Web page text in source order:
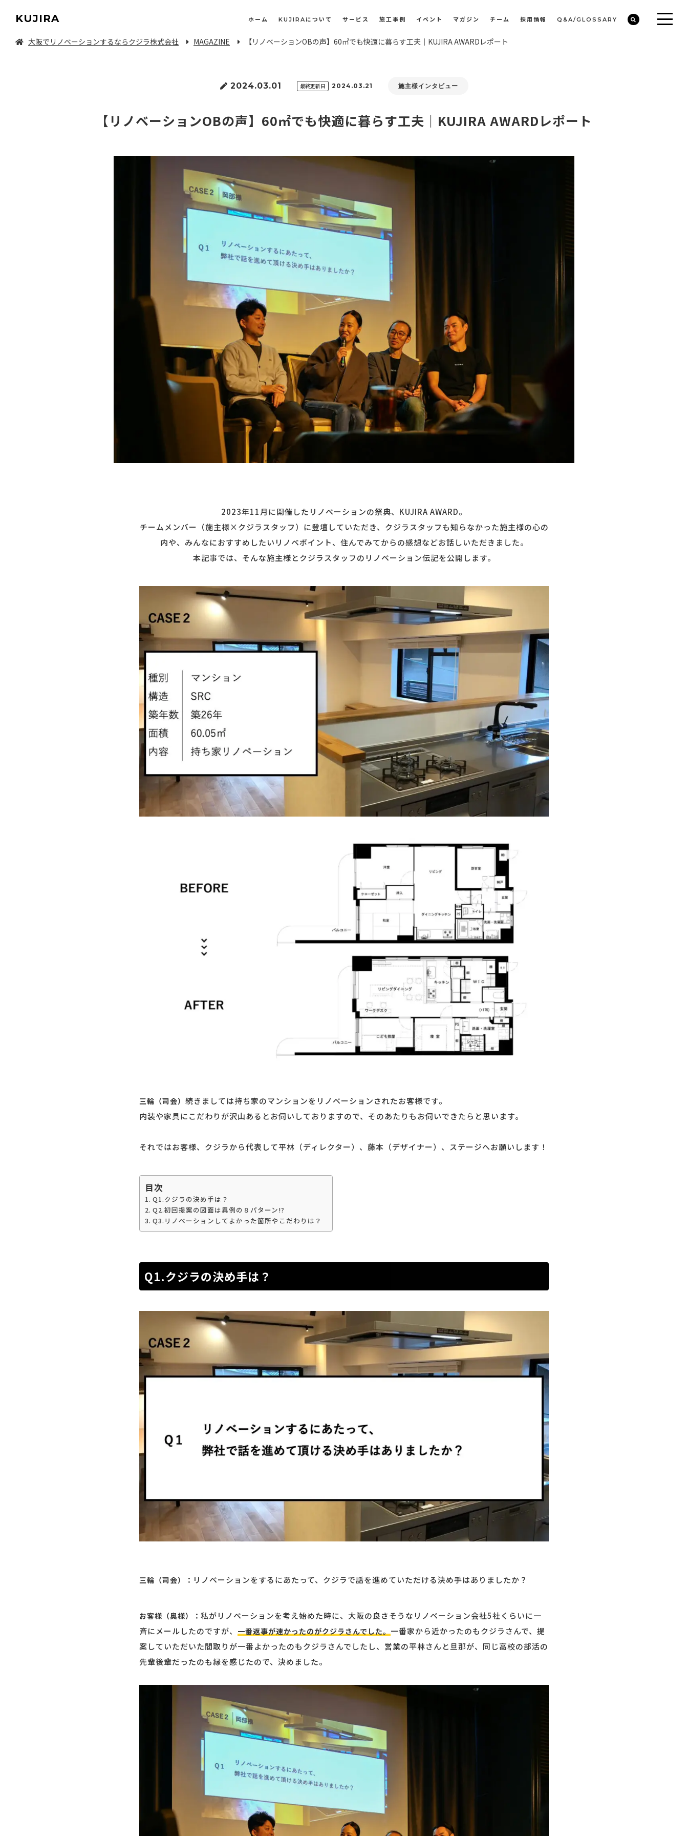
KUJIRA ホーム KUJIRAについて サービス 施工事例 イベント マガジン チーム 採用情報 Q&A/GLOSSARY
大阪でリノベーションするならクジラ株式会社 MAGAZINE 【リノベーションOBの声】60㎡でも快適に暮らす工夫｜KUJIRA AWARDレポート
2024.03.01 最終更新日 2024.03.21 施主様インタビュー
【リノベーションOBの声】60㎡でも快適に暮らす工夫｜KUJIRA AWARDレポート
2023年11月に開催したリノベーションの祭典、KUJIRA AWARD。
チームメンバー（施主様×クジラスタッフ）に登壇していただき、クジラスタッフも知らなかった施主様の心の
内や、みんなにおすすめしたいリノベポイント、住んでみてからの感想などお話しいただきました。
本記事では、そんな施主様とクジラスタッフのリノベーション伝記を公開します。
三輪（司会） 続きましては持ち家のマンションをリノベーションされたお客様です。
内装や家具にこだわりが沢山あるとお伺いしておりますので、そのあたりもお伺いできたらと思います。
それではお客様、クジラから代表して平林（ディレクター）、藤本（デザイナー）、ステージへお願いします！
目次
Q1.クジラの決め手は？
Q2.初回提案の図面は異例の８パターン!?
Q3.リノベーションしてよかった箇所やこだわりは？
Q1.クジラの決め手は？
三輪（司会）： リノベーションをするにあたって、クジラで話を進めていただける決め手はありましたか？
お客様（奥様）： 私がリノベーションを考え始めた時に、大阪の良さそうなリノベーション会社5社くらいに一
斉にメールしたのですが、 一番返事が速かったのがクジラさんでした。 一番家から近かったのもクジラさんで、提
案していただいた間取りが一番よかったのもクジラさんでしたし、営業の平林さんと旦那が、同じ高校の部活の
先輩後輩だったのも縁を感じたので、決めました。